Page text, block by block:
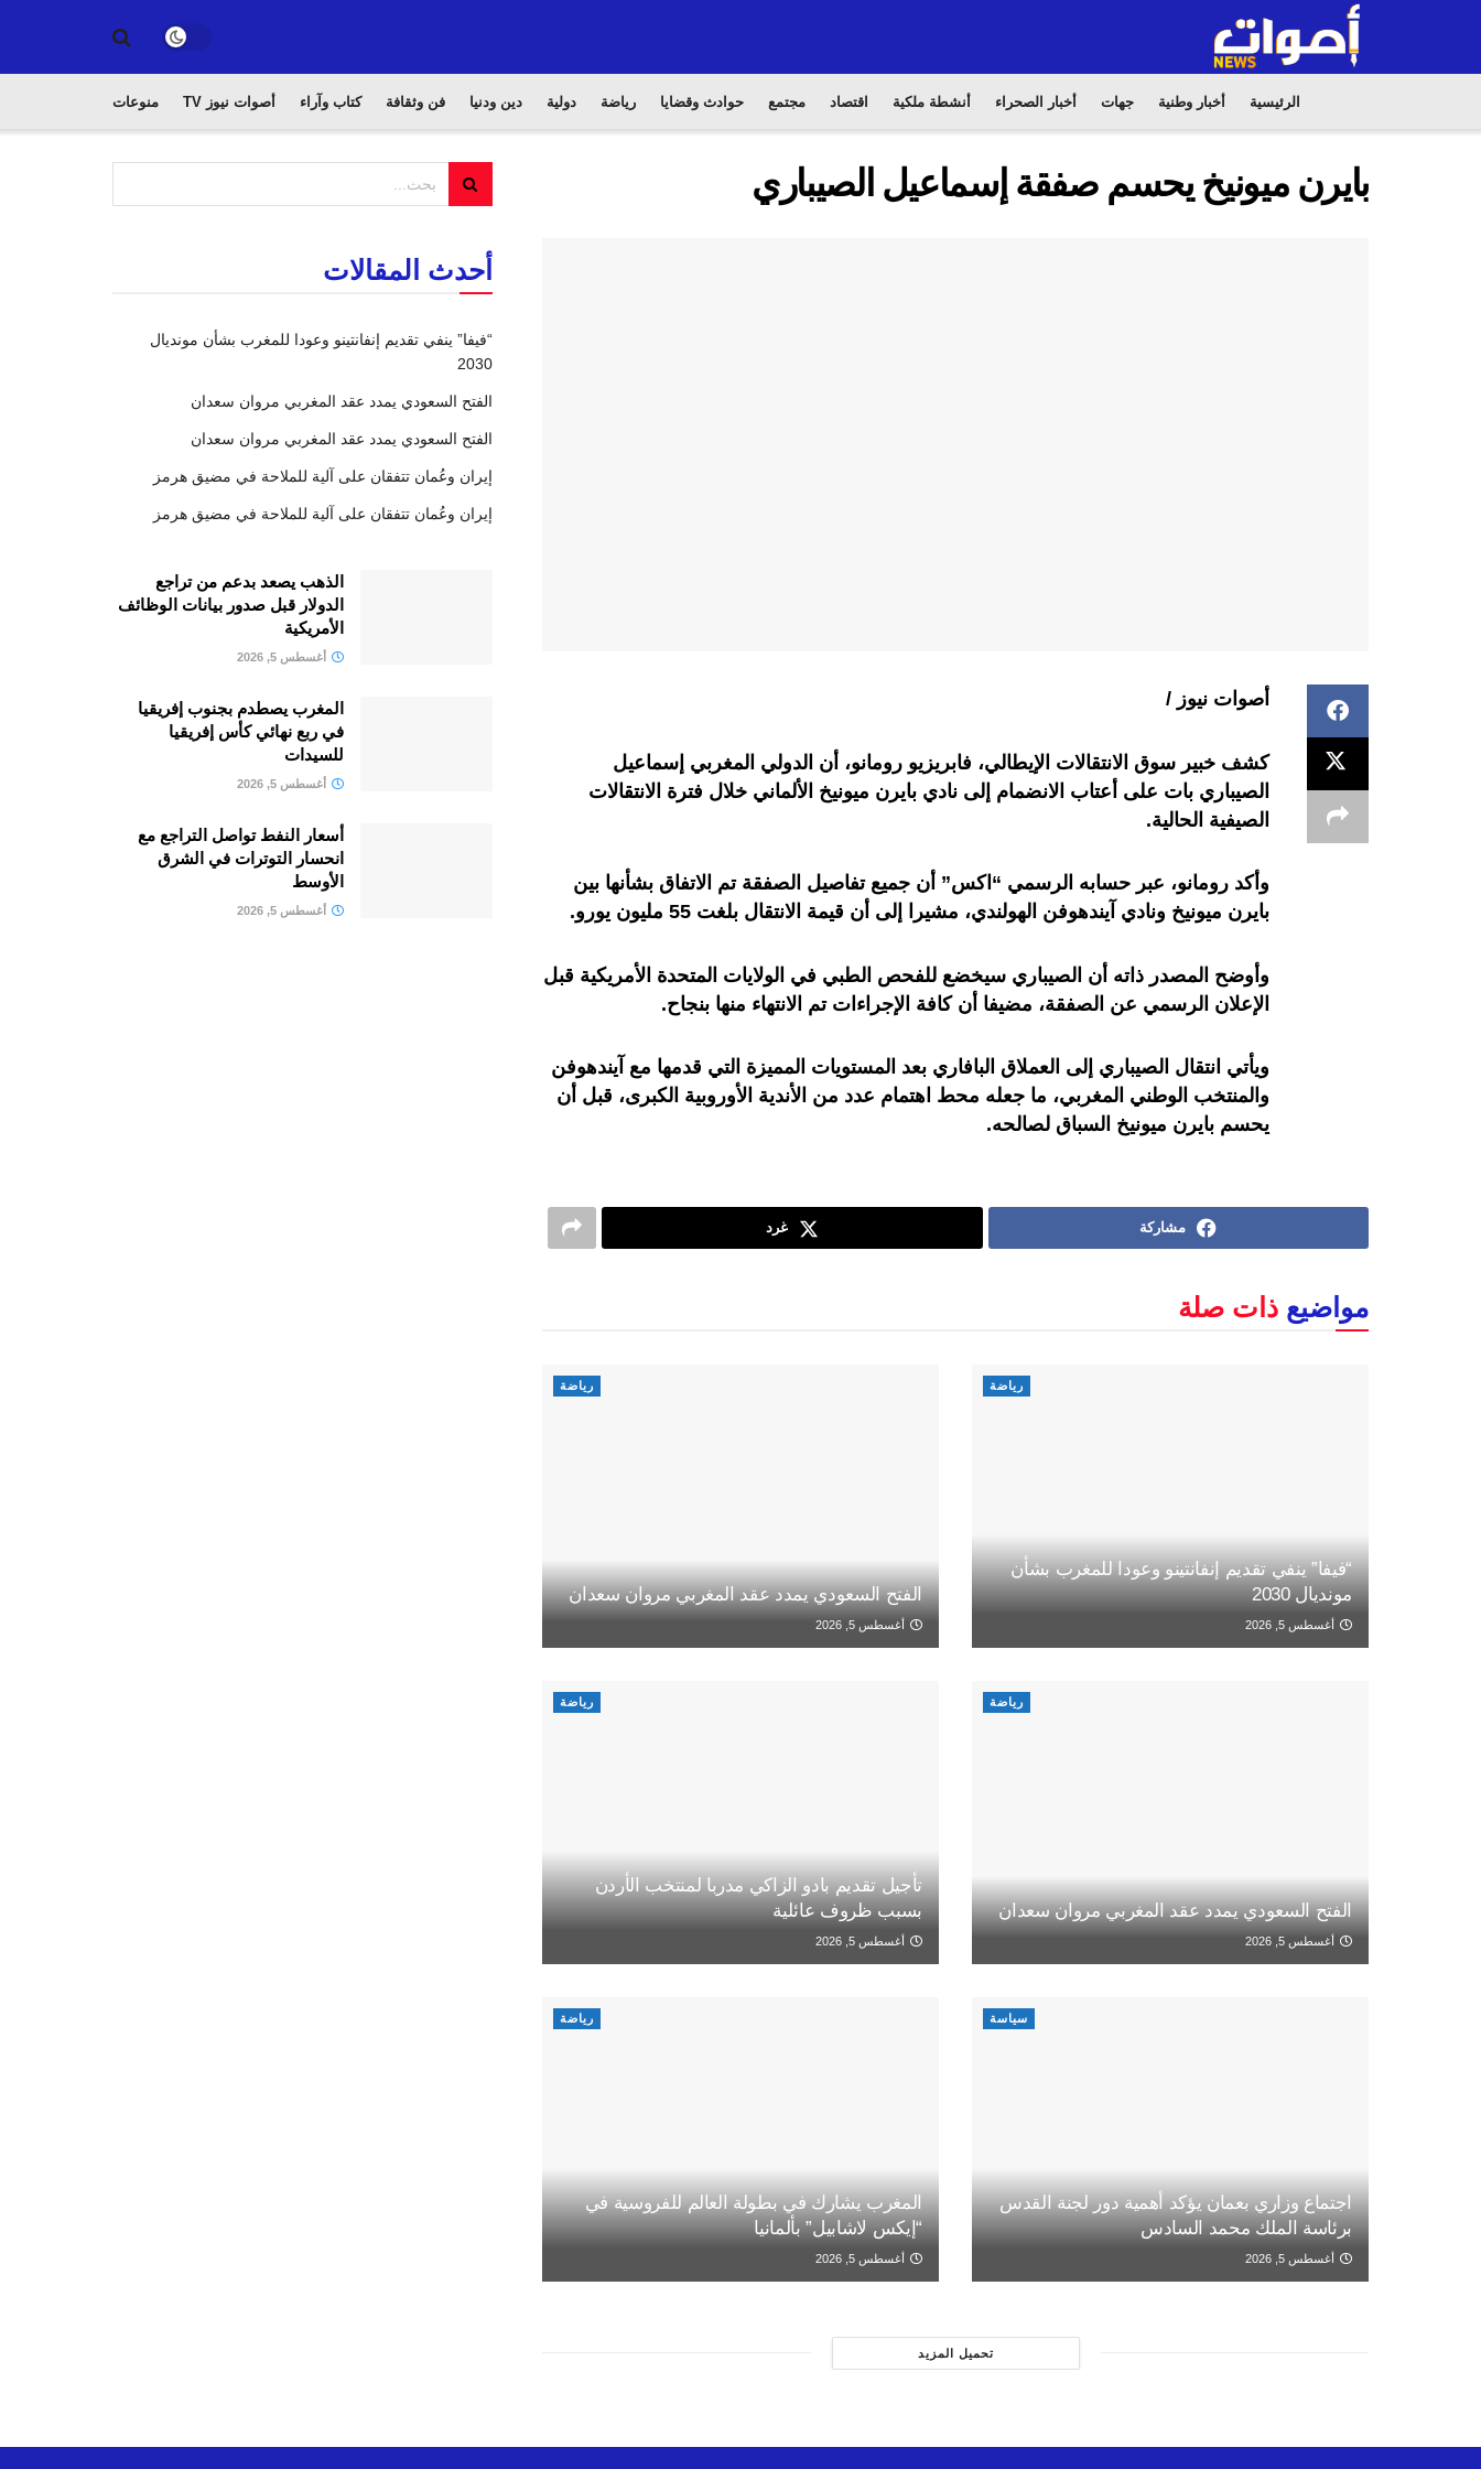
الرئيسية أخبار وطنية جهات أخبار الصحراء أنشطة ملكية اقتصاد مجتمع حوادث وقضايا رياضة دولية دين ودنيا فن وثقافة كتاب وآراء أصوات نيوز TV منوعات
بايرن ميونيخ يحسم صفقة إسماعيل الصيباري
أصوات نيوز /
كشف خبير سوق الانتقالات الإيطالي، فابريزيو رومانو، أن الدولي المغربي إسماعيل
الصيباري بات على أعتاب الانضمام إلى نادي بايرن ميونيخ الألماني خلال فترة الانتقالات
الصيفية الحالية.
وأكد رومانو، عبر حسابه الرسمي “اكس” أن جميع تفاصيل الصفقة تم الاتفاق بشأنها بين
بايرن ميونيخ ونادي آيندهوفن الهولندي، مشيرا إلى أن قيمة الانتقال بلغت 55 مليون يورو.
وأوضح المصدر ذاته أن الصيباري سيخضع للفحص الطبي في الولايات المتحدة الأمريكية قبل
الإعلان الرسمي عن الصفقة، مضيفا أن كافة الإجراءات تم الانتهاء منها بنجاح.
ويأتي انتقال الصيباري إلى العملاق البافاري بعد المستويات المميزة التي قدمها مع آيندهوفن
والمنتخب الوطني المغربي، ما جعله محط اهتمام عدد من الأندية الأوروبية الكبرى، قبل أن
يحسم بايرن ميونيخ السباق لصالحه.
مشاركة غرد
مواضيع ذات صلة
رياضة
“فيفا” ينفي تقديم إنفانتينو وعودا للمغرب بشأن
مونديال 2030
أغسطس 5, 2026
رياضة
الفتح السعودي يمدد عقد المغربي مروان سعدان
أغسطس 5, 2026
رياضة
الفتح السعودي يمدد عقد المغربي مروان سعدان
أغسطس 5, 2026
رياضة
تأجيل تقديم بادو الزاكي مدربا لمنتخب الأردن
بسبب ظروف عائلية
أغسطس 5, 2026
سياسة
اجتماع وزاري بعمان يؤكد أهمية دور لجنة القدس
برئاسة الملك محمد السادس
أغسطس 5, 2026
رياضة
المغرب يشارك في بطولة العالم للفروسية في
“إيكس لاشابيل” بألمانيا
أغسطس 5, 2026
تحميل المزيد
أحدث المقالات
“فيفا” ينفي تقديم إنفانتينو وعودا للمغرب بشأن مونديال
2030
الفتح السعودي يمدد عقد المغربي مروان سعدان
الفتح السعودي يمدد عقد المغربي مروان سعدان
إيران وعُمان تتفقان على آلية للملاحة في مضيق هرمز
إيران وعُمان تتفقان على آلية للملاحة في مضيق هرمز
الذهب يصعد بدعم من تراجع
الدولار قبل صدور بيانات الوظائف
الأمريكية
أغسطس 5, 2026
المغرب يصطدم بجنوب إفريقيا
في ربع نهائي كأس إفريقيا
للسيدات
أغسطس 5, 2026
أسعار النفط تواصل التراجع مع
انحسار التوترات في الشرق
الأوسط
أغسطس 5, 2026